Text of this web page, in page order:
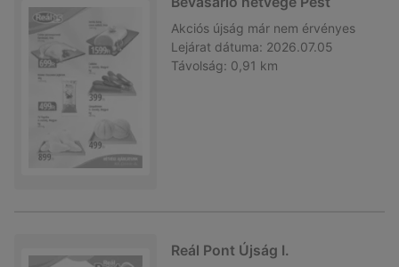
Akciós újság már nem érvényes
Lejárat dátuma: 2026.07.05
Távolság: 0,91 km
Reál Pont Újság I.